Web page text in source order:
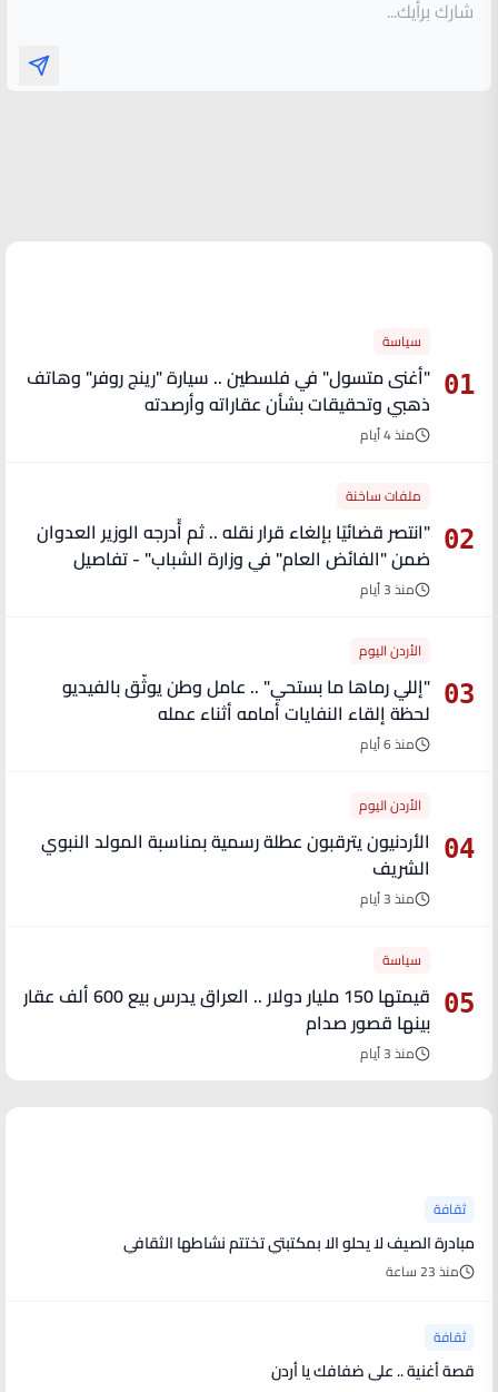
01
سياسة
"أغنى متسول" في فلسطين .. سيارة "رينج روفر" وهاتف
ذهبي وتحقيقات بشأن عقاراته وأرصدته
منذ 4 أيام
02
ملفات ساخنة
"انتصر قضائيًا بإلغاء قرار نقله .. ثم أُدرجه الوزير العدوان
ضمن "الفائض العام" في وزارة الشباب" - تفاصيل
منذ 3 أيام
03
الأردن اليوم
"إللي رماها ما بستحي" .. عامل وطن يوثّق بالفيديو
لحظة إلقاء النفايات أمامه أثناء عمله
منذ 6 أيام
04
الأردن اليوم
الأردنيون يترقبون عطلة رسمية بمناسبة المولد النبوي
الشريف
منذ 3 أيام
05
سياسة
قيمتها 150 مليار دولار .. العراق يدرس بيع 600 ألف عقار
بينها قصور صدام
منذ 3 أيام
ثقافة
مبادرة الصيف لا يحلو الا بمكتبتي تختتم نشاطها الثقافي
منذ 23 ساعة
ثقافة
قصة أغنية .. على ضفافك يا أردن